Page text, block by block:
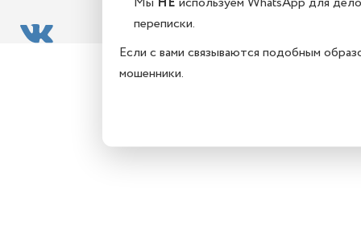
переписки.
Если с вами связываются подобным
мошенники.